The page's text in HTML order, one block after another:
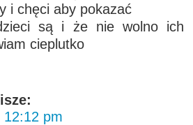
i chęci aby pokazać
są i że nie wolno ich
cieplutko
12:12 pm